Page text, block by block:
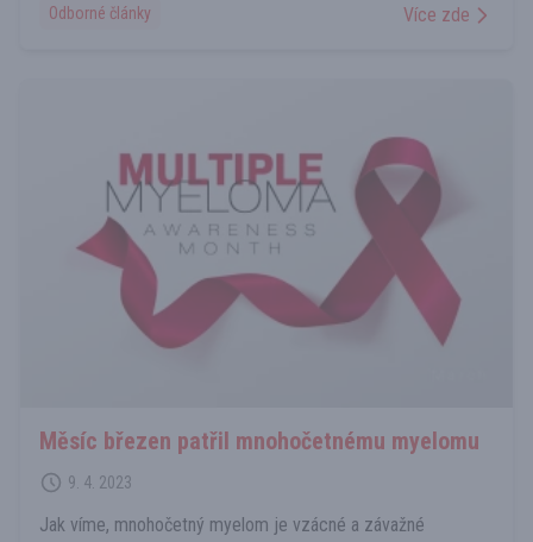
Odborné články Více zde
Měsíc březen patřil mnohočetnému myelomu
9. 4. 2023
Jak víme, mnohočetný myelom je vzácné a závažné